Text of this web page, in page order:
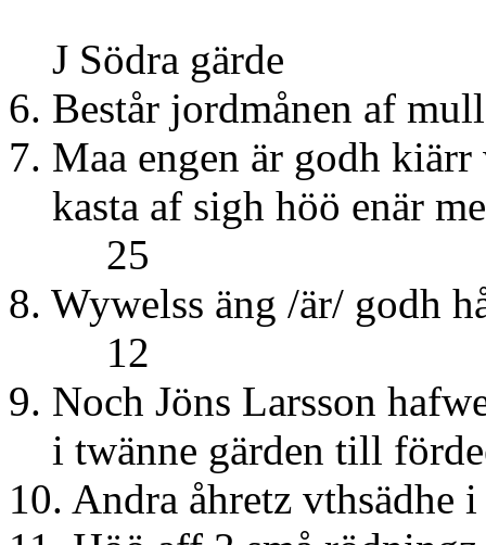
J Södra gärde
6. Består jordmånen
7. Maa engen är godh
kasta af sigh höö
25
8. Wywelss äng /
12
9. Noch Jöns Larsson
i twänne gärden till
10. Andra åhretz